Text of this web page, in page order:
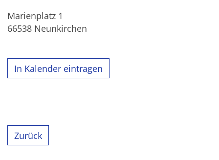
Marienplatz 1
66538 Neunkirchen
In Kalender eintragen
Zurück